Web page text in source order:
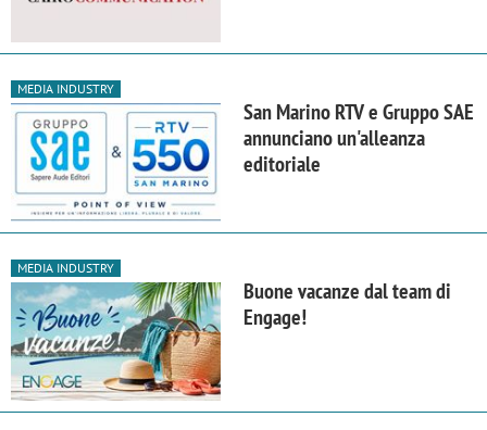
MEDIA INDUSTRY
San Marino RTV e Gruppo SAE
annunciano un'alleanza
editoriale
MEDIA INDUSTRY
Buone vacanze dal team di
Engage!